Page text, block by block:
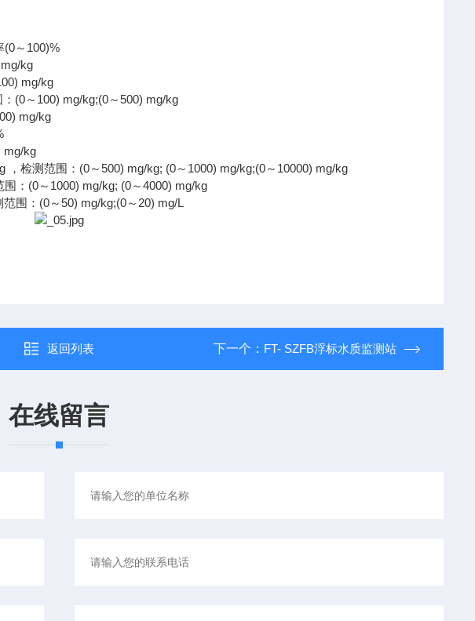
～100)%
kg
mg/kg
(0～100) mg/kg;(0～500) mg/kg
mg/kg
kg
检测范围：(0～500) mg/kg; (0～1000) mg/kg;(0～10000) mg/kg
：(0～1000) mg/kg; (0～4000) mg/kg
围：(0～50) mg/kg;(0～20) mg/L
返回列表 下一个： FT- SZFB浮标水质监测站
在线留言